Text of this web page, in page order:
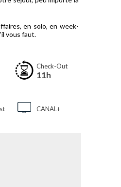
en solo, en week-
vous faut.
Check-Out
11h
CANAL+